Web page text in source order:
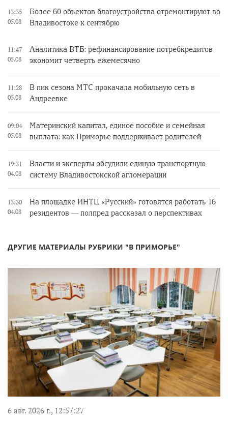
13:35
05.08
Более 60 объектов благоустройства отремонтируют во
Владивостоке к сентябрю
11:47
05.08
Аналитика ВТБ: рефинансирование потребкредитов
экономит четверть ежемесячно
11:28
05.08
В пик сезона МТС прокачала мобильную сеть в
Андреевке
09:04
05.08
Материнский капитал, единое пособие и семейная
выплата: как Приморье поддерживает родителей
19:31
04.08
Власти и эксперты обсудили единую транспортную
систему Владивостокской агломерации
13:30
04.08
На площадке ИНТЦ «Русский» готовятся работать 16
резидентов — полпред рассказал о перспективах
ДРУГИЕ МАТЕРИАЛЫ РУБРИКИ "В ПРИМОРЬЕ"
6 авг. 2026 г., 12:57:27